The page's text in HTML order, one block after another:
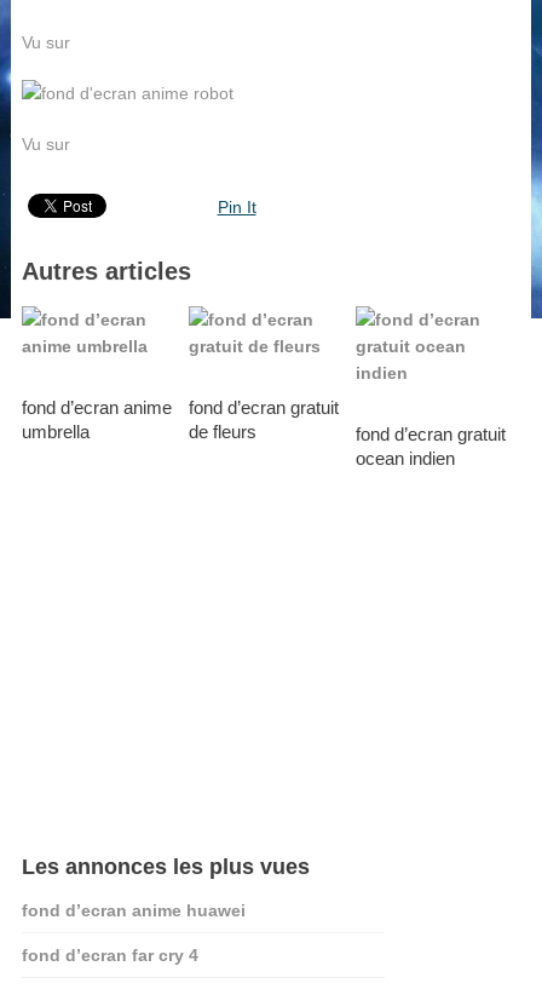
Vu sur
Vu sur
Pin It
Autres articles
fond d’ecran anime
umbrella
fond d’ecran gratuit
de fleurs
fond d’ecran gratuit
ocean indien
Les annonces les plus vues
fond d’ecran anime huawei
fond d’ecran far cry 4